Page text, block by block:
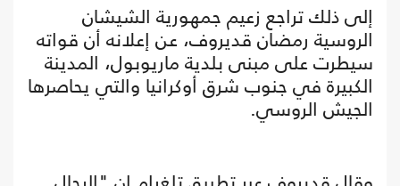
إلى ذلك تراجع زعيم جمهورية الشيشان
الروسية رمضان قديروف، عن إعلانه أن قواته
سيطرت على مبنى بلدية ماريوبول، المدينة
الكبيرة في جنوب شرق أوكرانيا والتي يحاصرها
الجيش الروسي.